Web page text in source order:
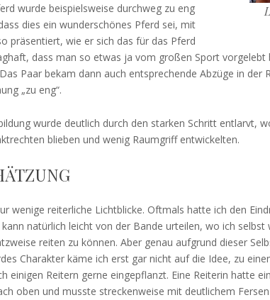
wurde beispielsweise durchweg zu eng
dies ein wunderschönes Pferd sei, mit
präsentiert, wie er sich das für das Pferd
dass man so etwas ja vom großen Sport vorgelebt
Paar bekam dann auch entsprechende Abzüge in
„zu eng“.
wurde deutlich durch den starken Schritt entlarvt,
blieben und wenig Raumgriff entwickelten.
wenige reiterliche Lichtblicke. Oftmals hatte ich den
natürlich leicht von der Bande urteilen, wo ich
reiten zu können. Aber genau aufgrund dieser
Charakter käme ich erst gar nicht auf die Idee, zu
einigen Reitern gerne eingepflanzt. Eine Reiterin hatte
oben und musste streckenweise mit deutlichem